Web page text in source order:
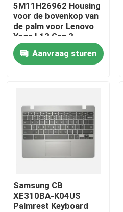
Producten
Video's
Het Schermvervanging van
Het Schermvervanging van
Macbooklcd het
5M11H26962 Housing
voor de bovenkop van
de palm voor Lenovo
Yoga L13 Gen 3
Aanvraag sturen
Samsung CB
XE310BA-K04US
Palmrest Keyboard